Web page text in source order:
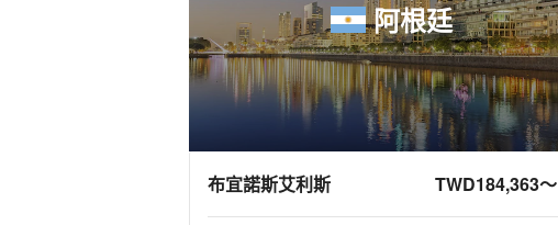
阿根廷
布宜諾斯艾利斯 TWD184,363～